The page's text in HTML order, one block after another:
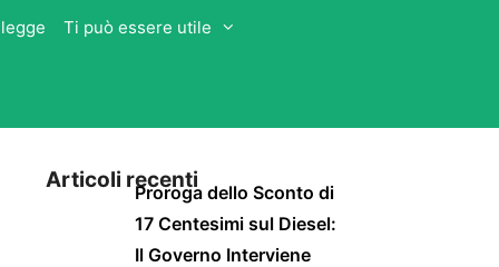
Ti può essere utile
Articoli recentiProroga dello Sconto di
17 Centesimi sul Diesel:
Il Governo Interviene